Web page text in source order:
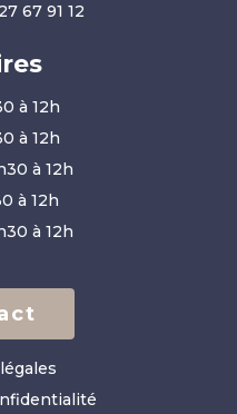
67 91 12
à 12h
à 12h
à 12h
à 12h
à 12h